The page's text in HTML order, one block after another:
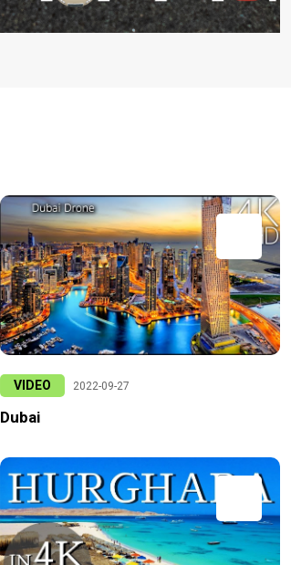
VIDEO 2022-09-27
Dubai